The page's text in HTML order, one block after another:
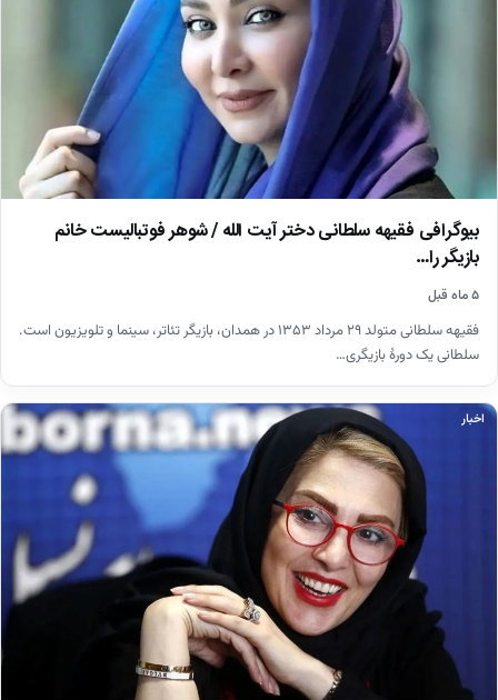
بیوگرافی فقیهه سلطانی دختر آیت الله / شوهر فوتبالیست خانم
بازیگر را…
۵ ماه قبل
فقیهه سلطانی متولد ۲۹ مرداد ۱۳۵۳ در همدان، بازیگر تئاتر، سینما و تلویزیون است.
سلطانی یک دورهٔ بازیگری…
اخبار